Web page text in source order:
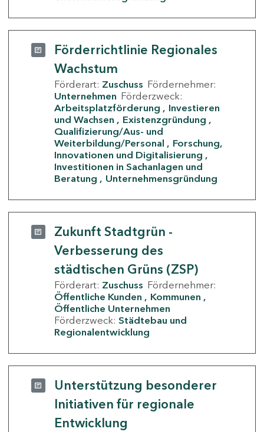
Förderrichtlinie Regionales
Wachstum
Förderart: Zuschuss Fördernehmer:
Unternehmen Förderzweck:
Arbeitsplatzförderung
Investieren
und Wachsen
Existenzgründung
Qualifizierung/Aus- und
Weiterbildung/Personal
Forschung,
Innovationen und Digitalisierung
Investitionen in Sachanlagen und
Beratung
Unternehmensgründung
Zukunft Stadtgrün -
Verbesserung des
städtischen Grüns (ZSP)
Förderart: Zuschuss Fördernehmer:
Öffentliche Kunden
Kommunen
Öffentliche Unternehmen
Förderzweck: Städtebau und
Regionalentwicklung
Unterstützung besonderer
Initiativen für regionale
Entwicklung